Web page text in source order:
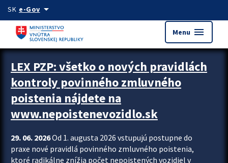
Preskocit na hlavný obsah
SK e-Govarrow_drop_down
Menu menu
Zastavit automatický posun upútavok
LEX PZP: všetko o nových pravidlách
kontroly povinného zmluvného
poistenia nájdete na
www.nepoistenevozidlo.sk
29. 06. 2026Od 1. augusta 2026 vstupujú postupne do
praxe nové pravidlá povinného zmluvného poistenia,
ktoré radikálne znížia počet nepoistených vozidiel v